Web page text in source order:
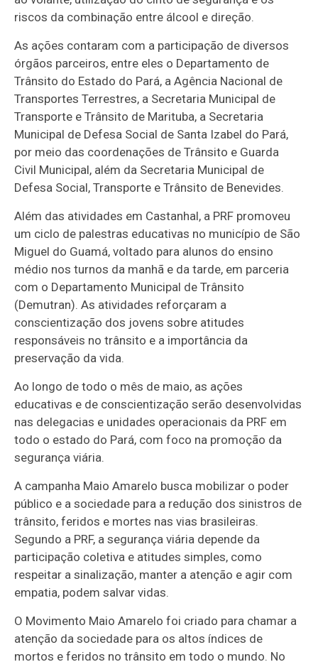
riscos da combinação entre álcool e direção.
As ações contaram com a participação de diversos
órgãos parceiros, entre eles o Departamento de
Trânsito do Estado do Pará, a Agência Nacional de
Transportes Terrestres, a Secretaria Municipal de
Transporte e Trânsito de Marituba, a Secretaria
Municipal de Defesa Social de Santa Izabel do Pará,
por meio das coordenações de Trânsito e Guarda
Civil Municipal, além da Secretaria Municipal de
Defesa Social, Transporte e Trânsito de Benevides.
Além das atividades em Castanhal, a PRF promoveu
um ciclo de palestras educativas no município de São
Miguel do Guamá, voltado para alunos do ensino
médio nos turnos da manhã e da tarde, em parceria
com o Departamento Municipal de Trânsito
(Demutran). As atividades reforçaram a
conscientização dos jovens sobre atitudes
responsáveis no trânsito e a importância da
preservação da vida.
Ao longo de todo o mês de maio, as ações
educativas e de conscientização serão desenvolvidas
nas delegacias e unidades operacionais da PRF em
todo o estado do Pará, com foco na promoção da
segurança viária.
A campanha Maio Amarelo busca mobilizar o poder
público e a sociedade para a redução dos sinistros de
trânsito, feridos e mortes nas vias brasileiras.
Segundo a PRF, a segurança viária depende da
participação coletiva e atitudes simples, como
respeitar a sinalização, manter a atenção e agir com
empatia, podem salvar vidas.
O Movimento Maio Amarelo foi criado para chamar a
atenção da sociedade para os altos índices de
mortos e feridos no trânsito em todo o mundo. No